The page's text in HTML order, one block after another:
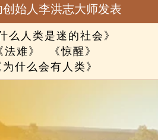
始人李洪志大师发表
么人类是迷的社会》
法难》
《惊醒》
为什么会有人类》